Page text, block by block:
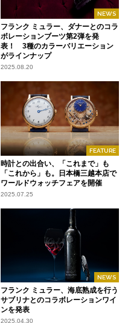
NEWS
フランク ミュラー、ダナーとのコラ
ボレーションブーツ第2弾を発
表！ 3種のカラーバリエーション
がラインナップ
2025.08.20
FEATURE
時計との出合い、「これまで」も
「これから」も。日本橋三越本店で
ワールドウォッチフェアを開催
2025.07.25
NEWS
フランク ミュラー、海底熟成を行う
サブリナとのコラボレーションワイ
ンを発表
2025.04.30